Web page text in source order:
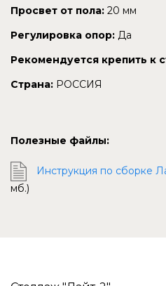
Просвет от пола: 20 мм
Регулировка опор: Да
Рекомендуется крепить к
Страна: РОССИЯ
Полезные файлы:
Инструкция по сборке
мб.)